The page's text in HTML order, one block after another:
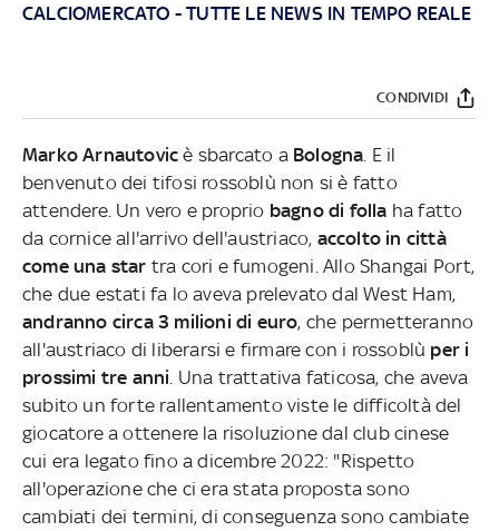
CALCIOMERCATO - TUTTE LE NEWS IN TEMPO REALE
CONDIVIDI
Marko Arnautovicè sbarcato a Bologna . E il
benvenuto dei tifosi rossoblù non si è fatto
attendere. Un vero e proprio bagno di folla ha fatto
da cornice all'arrivo dell'austriaco, accolto in città
come una star tra cori e fumogeni. Allo Shangai Port,
che due estati fa lo aveva prelevato dal West Ham,
andranno circa 3 milioni di euro, che permetteranno
all'austriaco di liberarsi e firmare con i rossoblù per i
prossimi tre anni . Una trattativa faticosa, che aveva
subito un forte rallentamento viste le difficoltà del
giocatore a ottenere la risoluzione dal club cinese
cui era legato fino a dicembre 2022: "Rispetto
all'operazione che ci era stata proposta sono
cambiati dei termini, di conseguenza sono cambiate